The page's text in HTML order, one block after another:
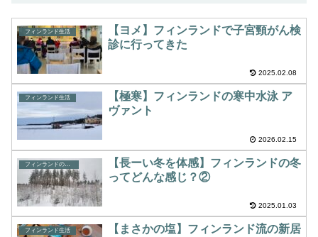
フィンランド生活
【ヨメ】フィンランドで子宮頸がん検
診に行ってきた
2025.02.08
フィンランド生活
【極寒】フィンランドの寒中水泳 ア
ヴァント
2026.02.15
【長ーい冬を体感】フィンランドの冬
ってどんな感じ？②
2025.01.03
フィンランド生活
【まさかの塩】フィンランド流の新居